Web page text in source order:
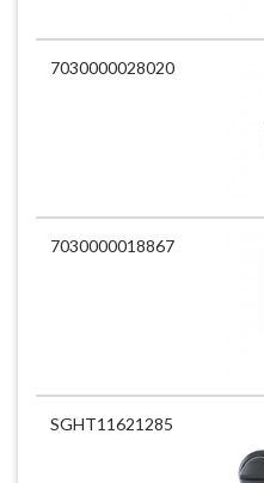
7030000028020
7030000018867
SGHT11621285